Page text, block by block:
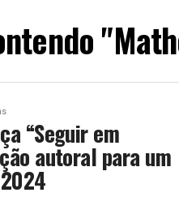
“Seguir em
autoral para um